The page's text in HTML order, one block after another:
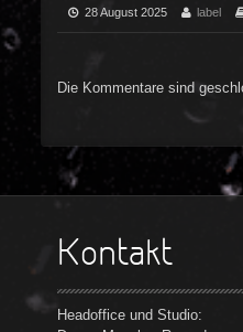
28 August 2025 label
Die Kommentare sind
Kontakt
Headoffice und Studio: